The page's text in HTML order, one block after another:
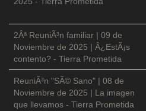
2Âª ReuniÃ³n familiar | 09 de
Noviembre de 2025 | Â¿EstÃ¡s
contento? - Tierra Prometida
ReuniÃ³n "SÃ© Sano" | 08 de
Noviembre de 2025 | La imagen
que llevamos - Tierra Prometida